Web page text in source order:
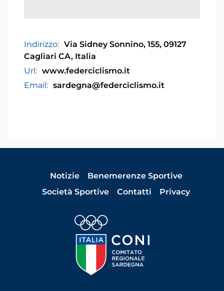
Indirizzo: Via Sidney Sonnino, 155, 09127
Cagliari CA, Italia
Url: www.federciclismo.it
Email: sardegna@federciclismo.it
Notizie
Benemerenze Sportive
Società Sportive
Contatti Privacy